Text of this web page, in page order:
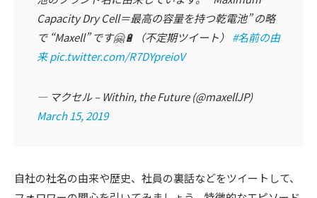
Capacity Dry Cell＝最高の容量を持つ乾電池” の略
で “Maxell” です🤗🔋（不定期ツイート） #名前の由
来pic.twitter.com/R7DYpreioV
— マクセル – Within, the Future (@maxellJP)
March 15, 2019
自社の社名の由来や歴史、社員の裏話などをツイートして、